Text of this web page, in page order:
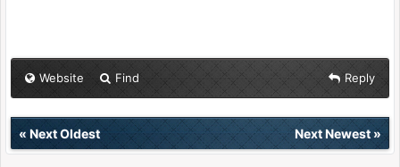
Website Find Reply
« Next Oldest Next Newest»